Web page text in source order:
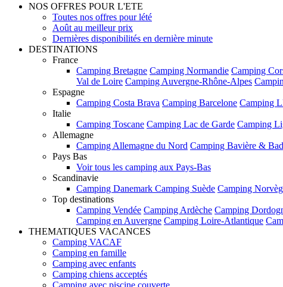
NOS OFFRES POUR L'ETE
Toutes nos offres pour lété
Août au meilleur prix
Dernières disponibilités en dernière minute
DESTINATIONS
France
Camping Bretagne Camping Normandie Camping
Val de Loire Camping Auvergne-Rhône-Alpes
Espagne
Camping Costa Brava Camping Barcelone Camping
Italie
Camping Toscane Camping Lac de Garde Camping
Allemagne
Camping Allemagne du Nord Camping Bavière &
Pays Bas
Voir tous les camping aux Pays-Bas
Scandinavie
Camping Danemark Camping Suède Camping
Top destinations
Camping Vendée Camping Ardèche Camping
Camping en Auvergne Camping Loire-Atlantique
THEMATIQUES VACANCES
Camping VACAF
Camping en famille
Camping avec enfants
Camping chiens acceptés
Camping avec piscine couverte